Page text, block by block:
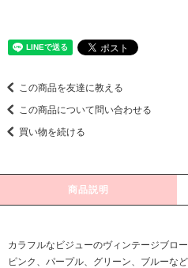
この商品を友達に教える
この商品について問い合わせる
買い物を続ける
商品説明
カラフルなビジューのヴィンテージブロー
ピンク、パープル、グリーン、ブルーな